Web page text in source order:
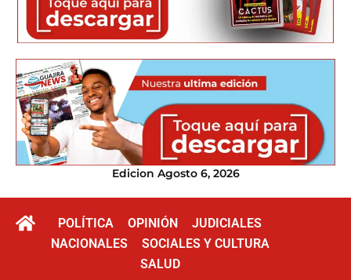
Edicion Agosto 6, 2026
POLÍTICA OPINIÓN
JUDICIALES
NACIONALES
SOCIALES Y CULTURA
SALUD